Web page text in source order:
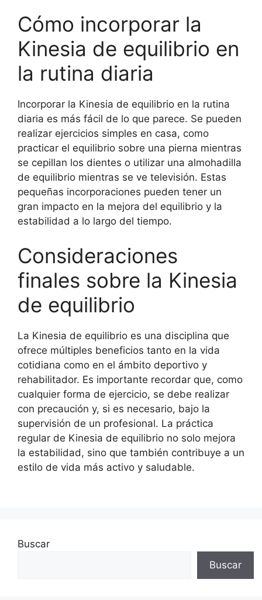
Cómo incorporar la
Kinesia de equilibrio en
la rutina diaria
Incorporar la Kinesia de equilibrio en la rutina
diaria es más fácil de lo que parece. Se pueden
realizar ejercicios simples en casa, como
practicar el equilibrio sobre una pierna mientras
se cepillan los dientes o utilizar una almohadilla
de equilibrio mientras se ve televisión. Estas
pequeñas incorporaciones pueden tener un
gran impacto en la mejora del equilibrio y la
estabilidad a lo largo del tiempo.
Consideraciones
finales sobre la Kinesia
de equilibrio
La Kinesia de equilibrio es una disciplina que
ofrece múltiples beneficios tanto en la vida
cotidiana como en el ámbito deportivo y
rehabilitador. Es importante recordar que, como
cualquier forma de ejercicio, se debe realizar
con precaución y, si es necesario, bajo la
supervisión de un profesional. La práctica
regular de Kinesia de equilibrio no solo mejora
la estabilidad, sino que también contribuye a un
estilo de vida más activo y saludable.
Buscar
Buscar